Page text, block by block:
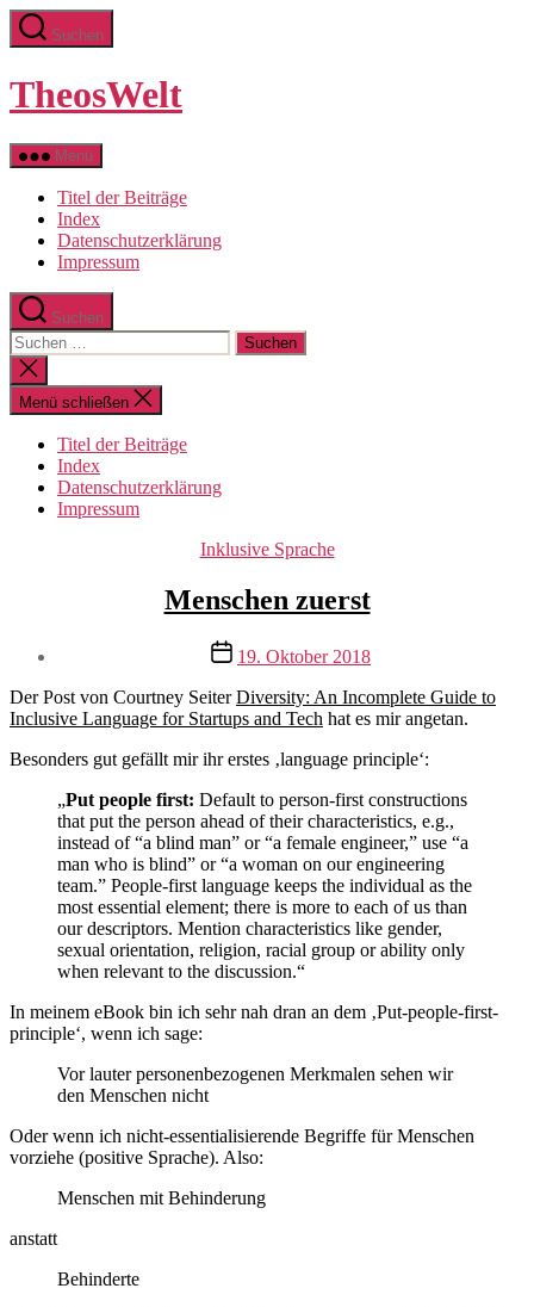
Zum
Inhalt Suchen
TheosWelt
Menü
Titel der Beiträge
Index
Datenschutzerklärung
Impressum
Suchen
Suchen
nach:
Suche
schließen
Menü schließen
Titel der Beiträge
Index
Datenschutzerklärung
Impressum
Kategorien
Inklusive Sprache
Menschen zuerst
Veröffentlichungsdatum
19. Oktober 2018
Der Post von Courtney SeiterDiversity: An Incomplete Guide to
Inclusive Language for Startups and Tech hat es mir angetan.
Besonders gut gefällt mir ihr erstes ‚language principle‘:
„Put people first: Default to person-first constructions
that put the person ahead of their characteristics, e.g.,
instead of “a blind man” or “a female engineer,” use “a
man who is blind” or “a woman on our engineering
team.” People-first language keeps the individual as the
most essential element; there is more to each of us than
our descriptors. Mention characteristics like gender,
sexual orientation, religion, racial group or ability only
when relevant to the discussion.“
In meinem eBook bin ich sehr nah dran an dem ‚Put-people-first-
principle‘, wenn ich sage:
Vor lauter personenbezogenen Merkmalen sehen wir
den Menschen nicht
Oder wenn ich nicht-essentialisierende Begriffe für Menschen
vorziehe (positive Sprache). Also:
Menschen mit Behinderung
anstatt
Behinderte